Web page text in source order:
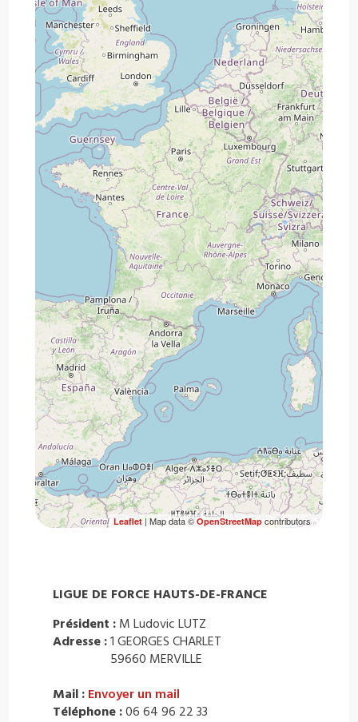
Leaflet| Map data ©OpenStreetMapcontributors
LIGUE DE FORCE HAUTS-DE-FRANCE
Président : M Ludovic LUTZ
Adresse :1 GEORGES CHARLET
59660 MERVILLE
Mail : Envoyer un mail
Téléphone :06 64 96 22 33